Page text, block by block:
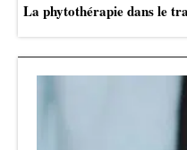
La phytothérapie dans le